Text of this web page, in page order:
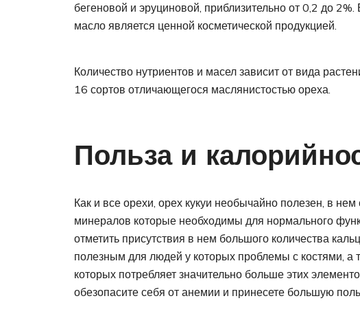
бегеновой и эруциновой, приблизительно от 0,2 до
масло является ценной косметической продукцией.
Количество нутриентов и масел зависит от вида
16 сортов отличающегося маслянистостью ореха.
Польза и
Как и все орехи, орех кукуи необычайно полезен, в
минералов которые необходимы для нормального
отметить присутствия в нем большого количества
полезным для людей у которых проблемы с костями,
которых потребляет значительно больше этих
обезопасите себя от анемии и принесете большую